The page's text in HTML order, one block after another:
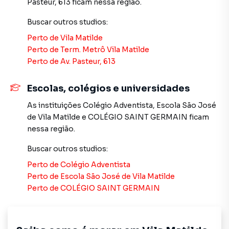
Suporte para TV, ventilador de teto e cortina blackout
Banheiro com box, gabinete e espelho
Condomínio com:
Salão de festas e espaço de churrasqueira
Academia e bicicletário
Pasteur, 613 ficam nessa região.
Buscar outros studios:
Perto de Vila Matilde
Perto de Term. Metrô Vila Matilde
Perto de Av. Pasteur, 613
Escolas, colégios e universidades
As instituições Colégio Adventista, Escola São José
de Vila Matilde e COLÉGIO SAINT GERMAIN ficam
nessa região.
Buscar outros studios:
Perto de Colégio Adventista
Perto de Escola São José de Vila Matilde
Perto de COLÉGIO SAINT GERMAIN